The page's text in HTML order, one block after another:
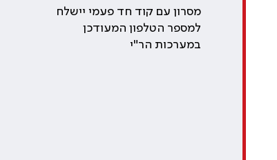
מסרון עם קוד חד פעמי יישלח
למספר הטלפון המעודכן
במערכות הר"י